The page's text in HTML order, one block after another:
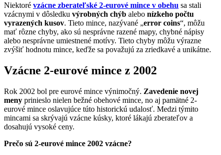
Niektoré vzácne zberateľské 2-eurové mince v obehu sa stali
vzácnymi v dôsledku výrobných chýb alebo nízkeho počtu
vyrazených kusov. Tieto mince, nazývané „error coins“, môžu
mať rôzne chyby, ako sú nesprávne razené mapy, chybné nápisy
alebo nesprávne umiestnené motívy. Tieto chyby môžu výrazne
zvýšiť hodnotu mince, keďže sa považujú za zriedkavé a unikátne.
Vzácne 2-eurové mince z 2002
Rok 2002 bol pre eurové mince výnimočný. Zavedenie novej
meny prinieslo nielen bežné obehové mince, no aj pamätné 2-
eurové mince oslavujúce túto historickú udalosť. Medzi týmito
mincami sa skrývajú vzácne kúsky, ktoré lákajú zberateľov a
dosahujú vysoké ceny.
Prečo sú 2-eurové mince 2002 vzácne?